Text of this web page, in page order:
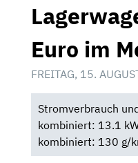
Euro im
FREITAG, 15.
Stromverbrauch
kombiniert: 13.1
kombiniert: 130 g/